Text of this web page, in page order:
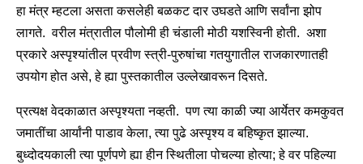
हा मंत्र म्हटला असता कसलेही बळकट दार उघडते आणि सर्वांना झोप
लागते. वरील मंत्रातील पौलोमी ही चंडाली मोठी यशस्विनी होती. अशा
प्रकारे अस्पृश्यांतील प्रवीण स्त्री-पुरुषांचा गतयुगातील राजकारणातही
उपयोग होत असे, हे ह्या पुस्तकातील उल्लेखावरून दिसते.
प्रत्यक्ष वेदकाळात अस्पृश्यता नव्हती. पण त्या काळी ज्या आर्येतर कमकुवत
जमातींचा आर्यांनी पाडाव केला, त्या पुढे अस्पृश्य व बहिष्कृत झाल्या.
बुध्दोदयकाली त्या पूर्णपणे ह्या हीन स्थितीला पोचल्या होत्या; हे वर पहिल्या